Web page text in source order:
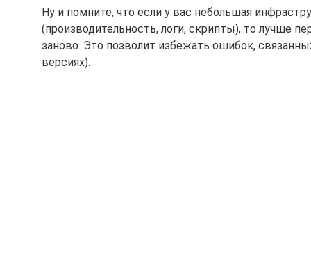
Ну и помните, что если у вас небольшая
(производительность, логи, скрипты), то лучше
заново. Это позволит избежать ошибок,
версиях).